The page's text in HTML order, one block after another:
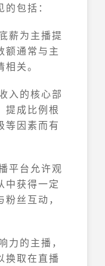
包括：
薪为主播提
额通常与主
关。
入的核心部
提成比例根
等因素而有
平台允许观
中获得一定
丝互动，
力的主播，
换取在直播